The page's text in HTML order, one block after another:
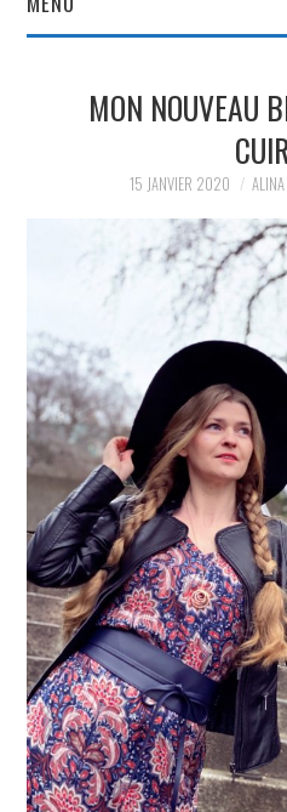
DANS MON BLOG, JE VEUX
PARTAGER MES
TROUVAILLES ET MES
ENVIES DANS LA MODE, LE
LUXE ET LA BEAUTÉ EN Y
AJOUTANT MON PETIT
GRAIN DE FOLIE ET MES
PETITS TUYAUX…
MON NOUVEAU
15 JANVIER 2020 ALINA